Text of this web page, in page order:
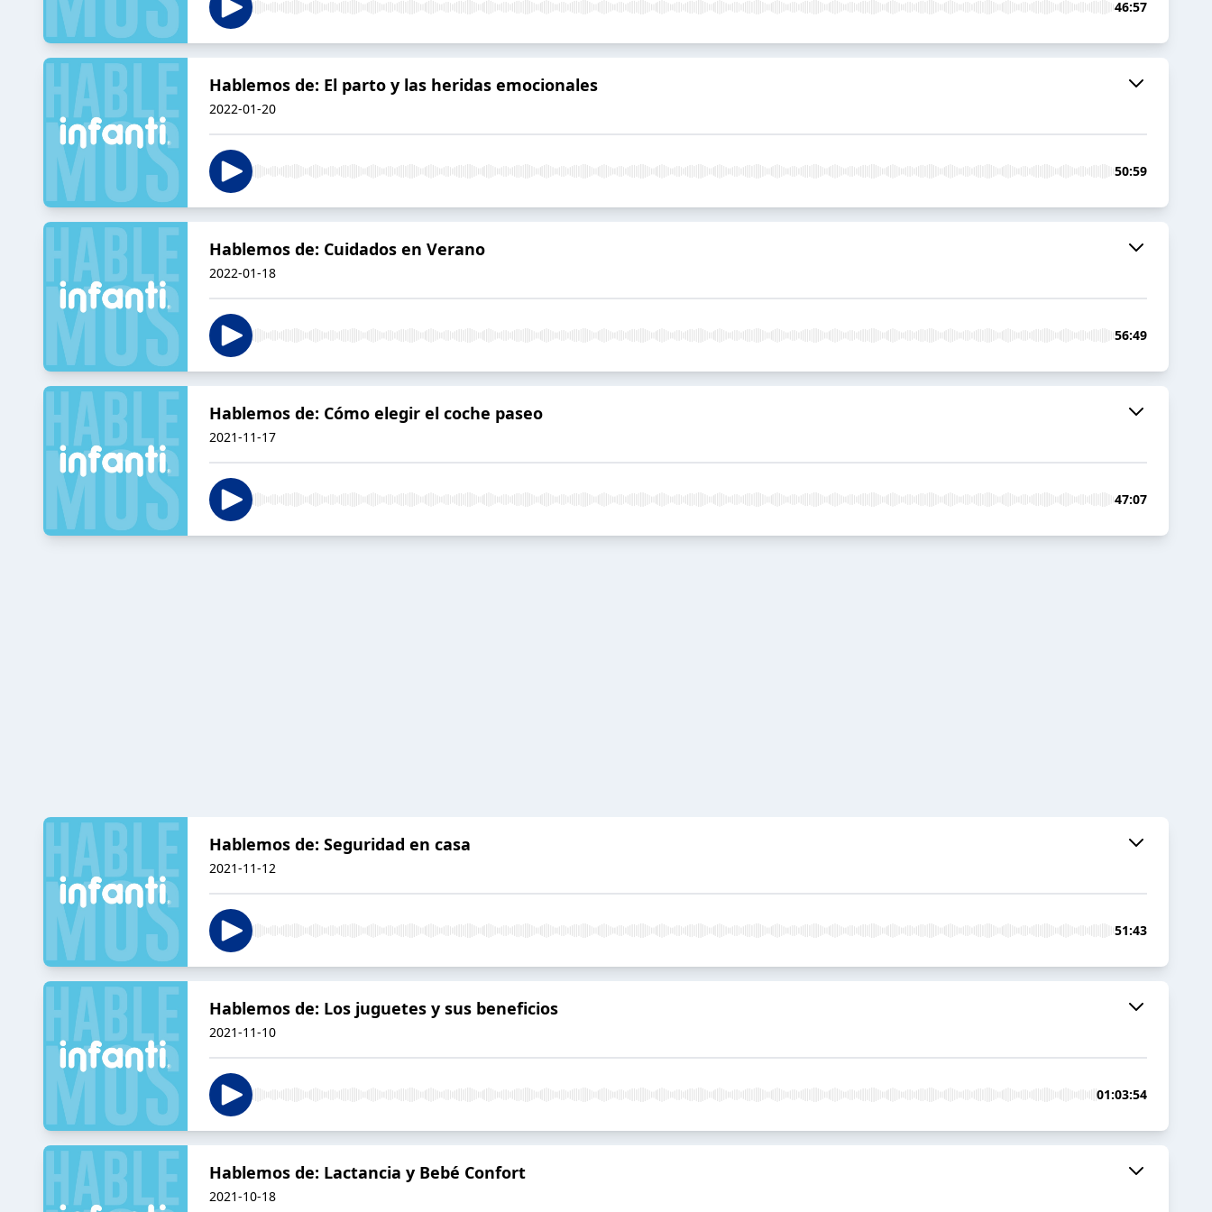
46:57
Hablemos de: El parto y las heridas emocionales
2022-01-20
50:59
Hablemos de: Cuidados en Verano
2022-01-18
56:49
Hablemos de: Cómo elegir el coche paseo
2021-11-17
47:07
Hablemos de: Seguridad en casa
2021-11-12
51:43
Hablemos de: Los juguetes y sus beneficios
2021-11-10
01:03:54
Hablemos de: Lactancia y Bebé Confort
2021-10-18